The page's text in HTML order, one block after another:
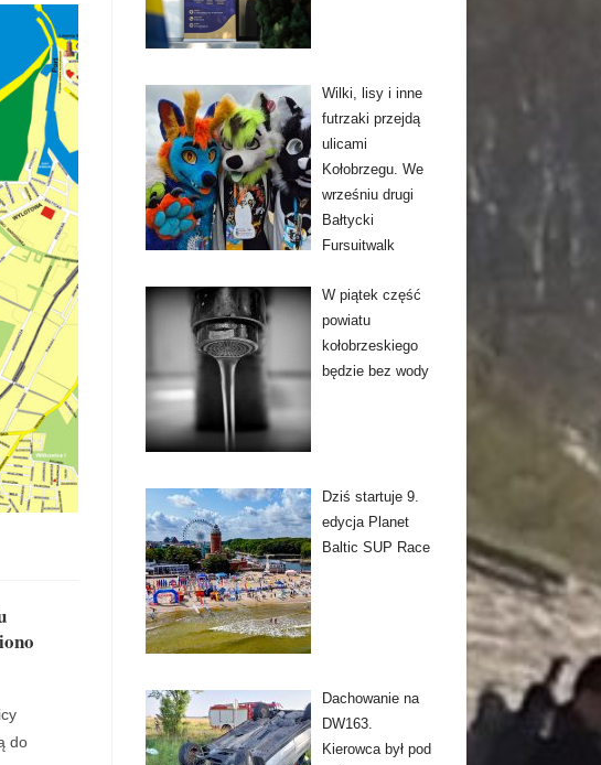
do
Wilki, lisy i inne
futrzaki przejdą
ulicami
Kołobrzegu. We
wrześniu drugi
Bałtycki
Fursuitwalk
W piątek część
powiatu
kołobrzeskiego
będzie bez wody
Dziś startuje 9.
edycja Planet
Baltic SUP Race
Dachowanie na
DW163.
Kierowca był pod